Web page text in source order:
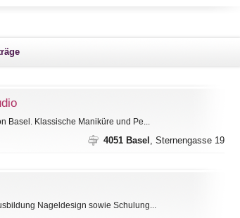
Basel. Klassische Maniküre und Pe...
4051 Basel , Sternengasse 19
Nageldesign sowie Schulung...